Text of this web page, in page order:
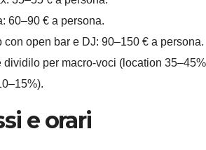
60–90 € a persona.
open bar e DJ: 90–150 € a persona.
dividilo per macro-voci (location
e orari